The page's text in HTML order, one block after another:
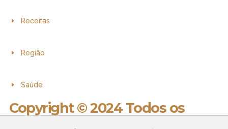
Receitas
Região
Saúde
Copyright © 2024 Todos os